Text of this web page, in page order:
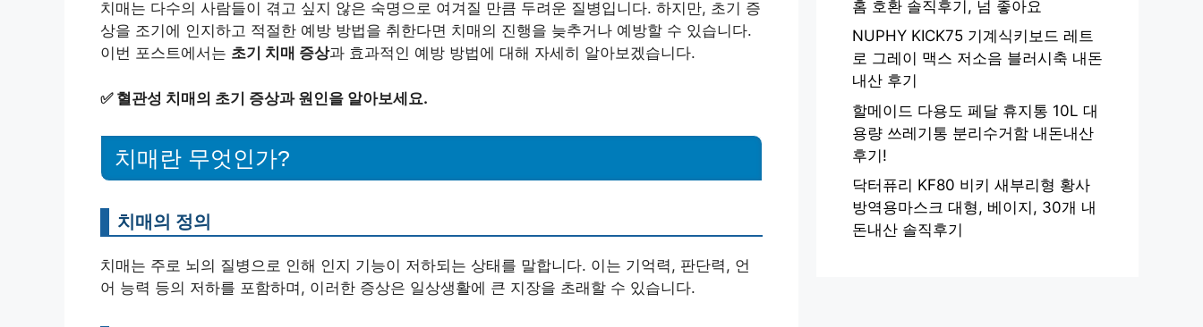
치매는 다수의 사람들이 겪고 싶지 않은 숙명으로 여겨질 만큼 두려운 질병입니다. 하지만, 초기 증
상을 조기에 인지하고 적절한 예방 방법을 취한다면 치매의 진행을 늦추거나 예방할 수 있습니다.
이번 포스트에서는 초기 치매 증상과 효과적인 예방 방법에 대해 자세히 알아보겠습니다.
✅ 혈관성 치매의 초기 증상과 원인을 알아보세요.
치매란 무엇인가?
치매의 정의
치매는 주로 뇌의 질병으로 인해 인지 기능이 저하되는 상태를 말합니다. 이는 기억력, 판단력, 언
어 능력 등의 저하를 포함하며, 이러한 증상은 일상생활에 큰 지장을 초래할 수 있습니다.
홈 호환 솔직후기, 넘 좋아요
NUPHY KICK75 기계식키보드 레트
로 그레이 맥스 저소음 블러시축 내돈
내산 후기
할메이드 다용도 페달 휴지통 10L 대
용량 쓰레기통 분리수거함 내돈내산
후기!
닥터퓨리 KF80 비키 새부리형 황사
방역용마스크 대형, 베이지, 30개 내
돈내산 솔직후기